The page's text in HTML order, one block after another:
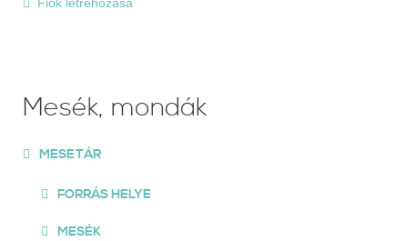
Mesék, mondák
MESETÁR
FORRÁS HELYE
MESÉK